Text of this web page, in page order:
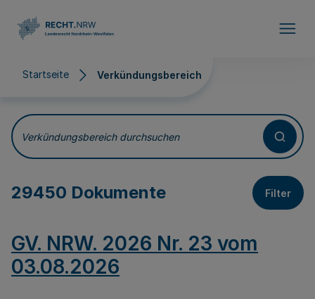
Startseite Verkündungsbereich
Verkündungsbereich
Verkündungsbereich durchsuchen
29450 Dokumente Filter
GV. NRW. 2026 Nr. 23 vom
03.08.2026